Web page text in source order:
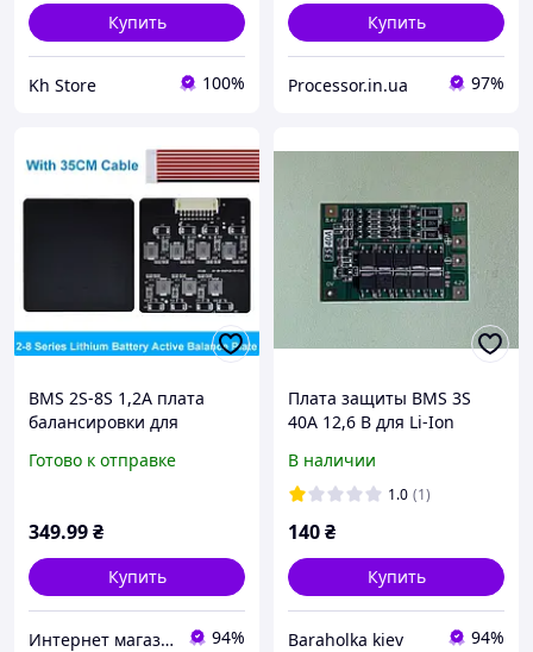
Купить
Kh Store 100%
Купить
Processor.in.ua 97%
BMS 2S-8S 1,2A плата
балансировки для
аккумуляторов
Готово к отправке
349.99₴
Купить
Интернет магазин "E-To4Ka" 94%
Плата защиты BMS 3S
40A 12,6 В для Li-Ion
балансировкой
В наличии
1.0 (1)
140₴
Купить
Baraholka kiev 94%